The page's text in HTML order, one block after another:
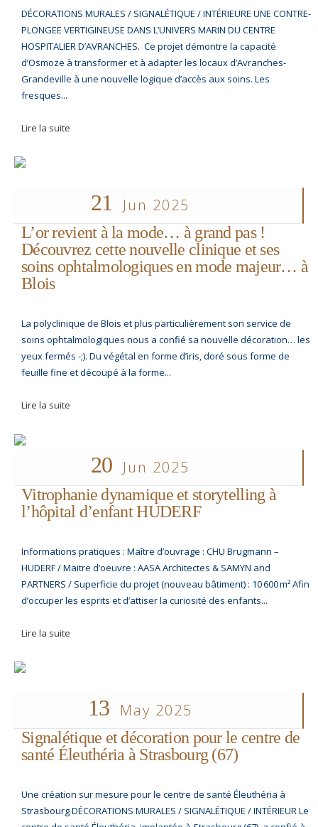
DÉCORATIONS MURALES / SIGNALÉTIQUE / INTÉRIEURE UNE CONTRE-
PLONGEE VERTIGINEUSE DANS L’UNIVERS MARIN DU CENTRE
HOSPITALIER D’AVRANCHES. Ce projet démontre la capacité
d’Osmoze à transformer et à adapter les locaux d’Avranches-
Grandeville à une nouvelle logique d’accès aux soins. Les
fresques...
Lire la suite
21 Jun 2025
L’or revient à la mode… à grand pas !
Découvrez cette nouvelle clinique et ses
soins ophtalmologiques en mode majeur… à
Blois
La polyclinique de Blois et plus particulièrement son service de
soins ophtalmologiques nous a confié sa nouvelle décoration… les
yeux fermés -;). Du végétal en forme d’iris, doré sous forme de
feuille fine et découpé à la forme...
Lire la suite
20 Jun 2025
Vitrophanie dynamique et storytelling à
l’hôpital d’enfant HUDERF
Informations pratiques : Maître d’ouvrage : CHU Brugmann –
HUDERF / Maitre d’oeuvre : AASA Architectes & SAMYN and
PARTNERS / Superficie du projet (nouveau bâtiment) : 10 600 m² Afin
d’occuper les esprits et d’attiser la curiosité des enfants...
Lire la suite
13 May 2025
Signalétique et décoration pour le centre de
santé Éleuthéria à Strasbourg (67)
Une création sur mesure pour le centre de santé Éleuthéria à
Strasbourg DÉCORATIONS MURALES / SIGNALÉTIQUE / INTÉRIEUR Le